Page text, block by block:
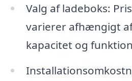
Valg af ladeboks:
varierer afhængigt
kapacitet og